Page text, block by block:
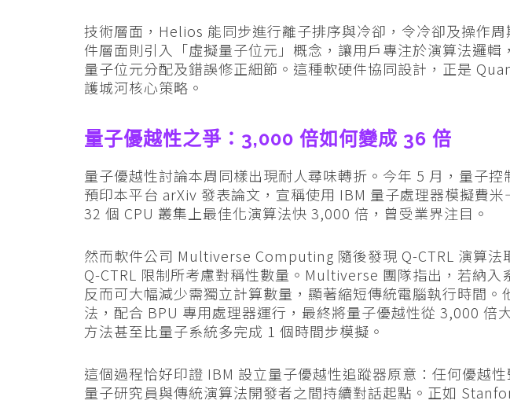
技術層面，Helios 能同步進行離子排序與冷卻，令冷卻及操作
件層面則引入「虛擬量子位元」概念，讓用戶專注於演算法邏輯
量子位元分配及錯誤修正細節。這種軟硬件協同設計，正是
護城河核心策略。
量子優越性之爭：3,000 倍如何變成 36 倍
量子優越性討論本周同樣出現耐人尋味轉折。今年 5 月，量子控
預印本平台 arXiv 發表論文，宣稱使用 IBM 量子處理器模擬費
32 個 CPU 叢集上最佳化演算法快 3,000 倍，曾受業界注目。
然而軟件公司 Multiverse Computing 隨後發現 Q-CTRL 演算法
Q-CTRL 限制所考慮對稱性數量。Multiverse 團隊指出，若納入
反而可大幅減少需獨立計算數量，顯著縮短傳統電腦執行時間。
法，配合 BPU 專用處理器運行，最終將量子優越性從 3,000 倍
方法甚至比量子系統多完成 1 個時間步模擬。
這個過程恰好印證 IBM 設立量子優越性追蹤器原意：任何優越
量子研究員與傳統演算法開發者之間持續對話起點。正如